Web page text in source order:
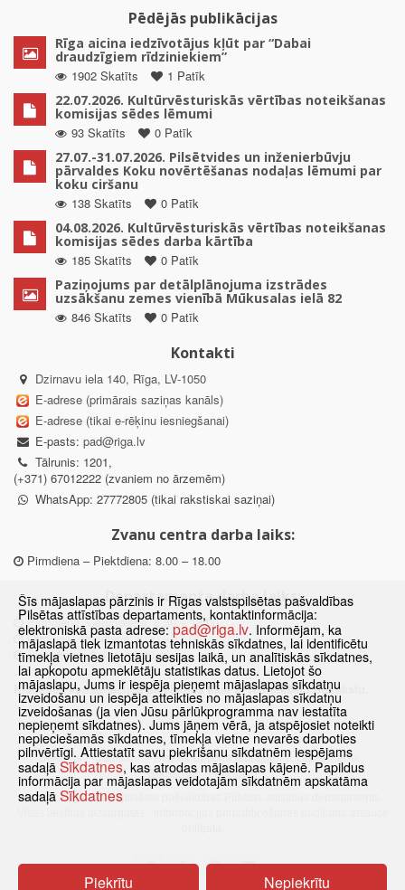
Pēdējās publikācijas
Rīga aicina iedzīvotājus kļūt par “Dabai
draudzīgiem rīdziniekiem”
1902 Skatīts
1 Patīk
22.07.2026. Kultūrvēsturiskās vērtības noteikšanas
komisijas sēdes lēmumi
93 Skatīts
0 Patīk
27.07.-31.07.2026. Pilsētvides un inženierbūvju
pārvaldes Koku novērtēšanas nodaļas lēmumi par
koku ciršanu
138 Skatīts
0 Patīk
04.08.2026. Kultūrvēsturiskās vērtības noteikšanas
komisijas sēdes darba kārtība
185 Skatīts
0 Patīk
Paziņojums par detālplānojuma izstrādes
uzsākšanu zemes vienībā Mūkusalas ielā 82
846 Skatīts
0 Patīk
Kontakti
Dzirnavu iela 140, Rīga, LV-1050
E-adrese (primārais saziņas kanāls)
E-adrese (tikai e-rēķinu iesniegšanai)
E-pasts: pad@riga.lv
Tālrunis: 1201,
(+371) 67012222 (zvaniem no ārzemēm)
WhatsApp: 27772805 (tikai rakstiskai saziņai)
Zvanu centra darba laiks:
Pirmdiena – Piektdiena: 8.00 – 18.00
Departamenta darba laiks:
Pirmdiena, Ceturtdiena: 8.30 – 18.00
Otrdiena, Trešdiena: 8.30 – 17.00
Piektdiena: 8.30 – 15.00
Klātienes konsultācijas pieejamas tikai ar iepriekšēju pierakstu.
Sākums Jaunumi Biežāk uzdotie jautājumi
Lapas karte
Sīkdatnes
Kontakti
© 2021 Rīgas valstspilsētas pašvaldības Pilsētas attīstības departaments.
Šīs mājaslapas pārzinis ir Rīgas valstspilsētas pašvaldības
Pilsētas attīstības departaments, kontaktinformācija:
elektroniskā pasta adrese: pad@riga.lv. Informējam, ka
mājaslapā tiek izmantotas tehniskās sīkdatnes, lai identificētu
tīmekļa vietnes lietotāju sesijas laikā, un analītiskās sīkdatnes,
lai apkopotu apmeklētāju statistikas datus. Lietojot šo
mājaslapu, Jums ir iespēja pieņemt mājaslapas sīkdatņu
izveidošanu un iespēja atteikties no mājaslapas sīkdatņu
izveidošanas (ja vien Jūsu pārlūkprogramma nav iestatīta
nepieņemt sīkdatnes). Jums jāņem vērā, ja atspējosiet noteikti
nepieciešamās sīkdatnes, tīmekļa vietne nevarēs darboties
pilnvērtīgi. Attiestatīt savu piekrišanu sīkdatnēm iespējams
sadaļā Sīkdatnes, kas atrodas mājaslapas kājenē. Papildus
informācija par mājaslapas veidotajām sīkdatnēm apskatāma
sadaļā Sīkdatnes
Piekrītu Nepiekrītu